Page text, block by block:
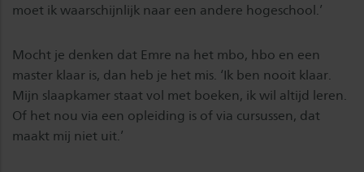
moet ik waarschijnlijk naar een andere hogeschool.’
Mocht je denken dat Emre na het mbo, hbo en een
master klaar is, dan heb je het mis. ‘Ik ben nooit klaar.
Mijn slaapkamer staat vol met boeken, ik wil altijd leren.
Of het nou via een opleiding is of via cursussen, dat
maakt mij niet uit.’